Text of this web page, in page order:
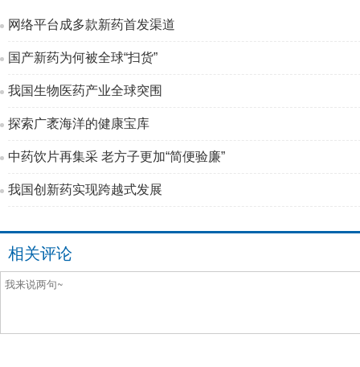
网络平台成多款新药首发渠道
国产新药为何被全球“扫货”
我国生物医药产业全球突围
探索广袤海洋的健康宝库
中药饮片再集采 老方子更加“简便验廉”
我国创新药实现跨越式发展
相关评论